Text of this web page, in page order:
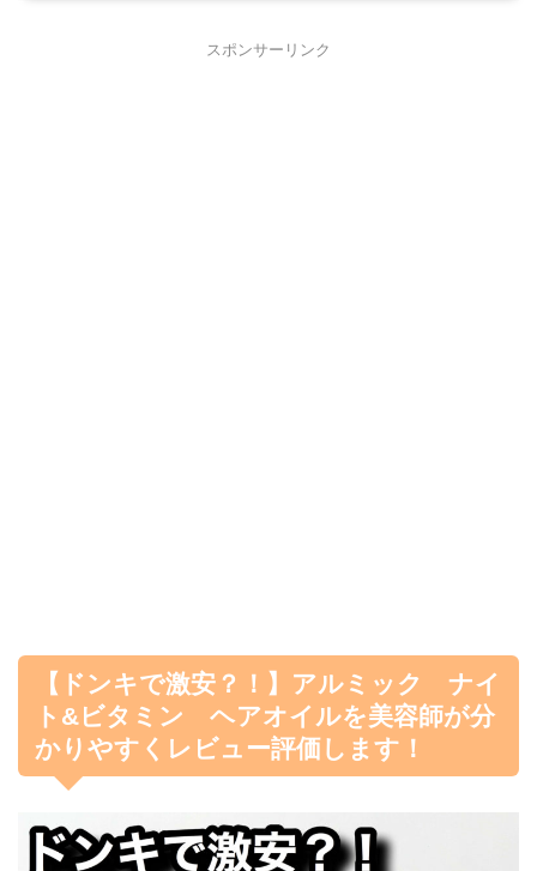
スポンサーリンク
【ドンキで激安？！】アルミック ナイ
ト&ビタミン ヘアオイルを美容師が分
かりやすくレビュー評価します！